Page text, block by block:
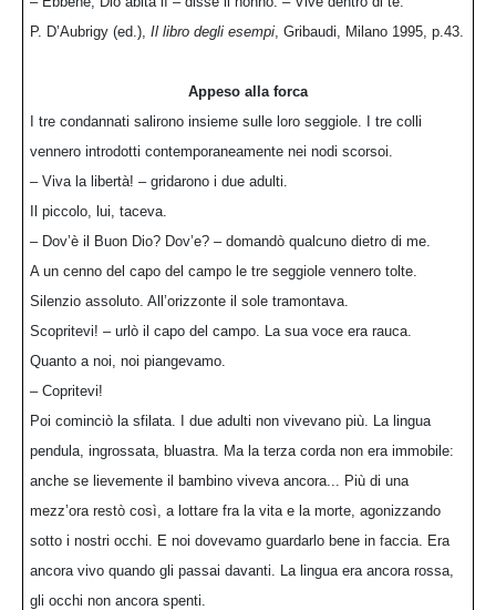
P. D’Aubrigy (ed.), Il libro degli esempi, Gribaudi, Milano 1995, p.43.
Appeso alla forca
I tre condannati salirono insieme sulle loro seggiole. I tre colli
vennero introdotti contemporaneamente nei nodi scorsoi.
– Viva la libertà! – gridarono i due adulti.
Il piccolo, lui, taceva.
– Dov’è il Buon Dio? Dov’e? – domandò qualcuno dietro di me.
A un cenno del capo del campo le tre seggiole vennero tolte.
Silenzio assoluto. All’orizzonte il sole tramontava.
Scopritevi! – urlò il capo del campo. La sua voce era rauca.
Quanto a noi, noi piangevamo.
– Copritevi!
Poi cominciò la sfilata. I due adulti non vivevano più. La lingua
pendula, ingrossata, bluastra. Ma la terza corda non era immobile:
anche se lievemente il bambino viveva ancora... Più di una
mezz’ora restò così, a lottare fra la vita e la morte, agonizzando
sotto i nostri occhi. E noi dovevamo guardarlo bene in faccia. Era
ancora vivo quando gli passai davanti. La lingua era ancora rossa,
gli occhi non ancora spenti.